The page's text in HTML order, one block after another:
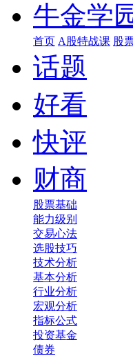
牛金学
首页 A股特战课 股
话题
好看
快评
财商
股票基础
能力级别
交易心法
选股技巧
技术分析
基本分析
行业分析
宏观分析
指标公式
投资基金
债券